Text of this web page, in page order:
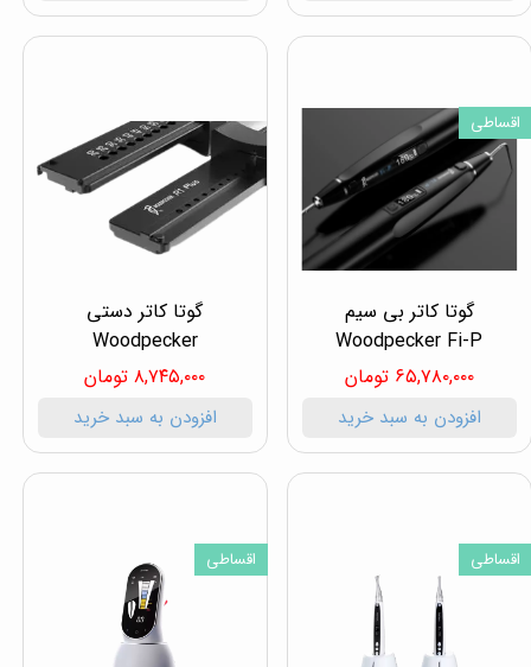
گوتا کاتر بی سیم
Woodpecker Fi-P
۶۵,۷۸۰,۰۰۰ تومان
افزودن به سبد خرید
اقساطی
گوتا کاتر دستی
Woodpecker
۸,۷۴۵,۰۰۰ تومان
افزودن به سبد خرید
اقساطی اقساطی